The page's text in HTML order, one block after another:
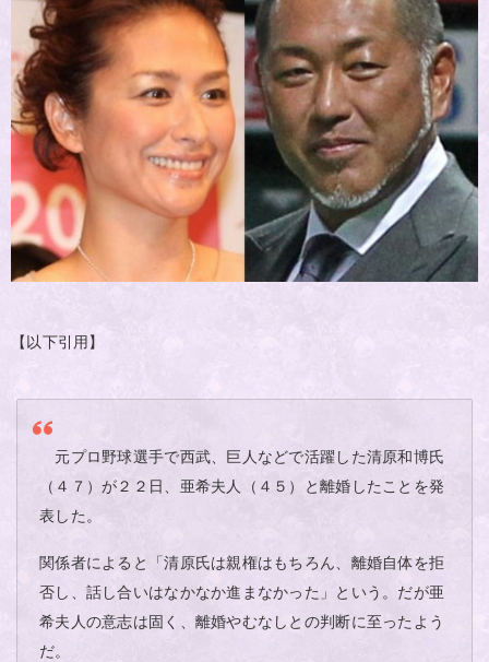
【以下引用】
元プロ野球選手で西武、巨人などで活躍した清原和博氏
（４７）が２２日、亜希夫人（４５）と離婚したことを発
表した。
関係者によると「清原氏は親権はもちろん、離婚自体を拒
否し、話し合いはなかなか進まなかった」という。だが亜
希夫人の意志は固く、離婚やむなしとの判断に至ったよう
だ。